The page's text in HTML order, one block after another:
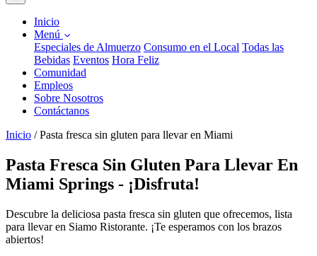
Inicio
Menú
Especiales de Almuerzo Consumo en el Local Todas las
Bebidas Eventos Hora Feliz
Comunidad
Empleos
Sobre Nosotros
Contáctanos
Inicio / Pasta fresca sin gluten para llevar en Miami
Pasta Fresca Sin Gluten Para Llevar En
Miami Springs - ¡Disfruta!
Descubre la deliciosa pasta fresca sin gluten que ofrecemos, lista
para llevar en Siamo Ristorante. ¡Te esperamos con los brazos
abiertos!